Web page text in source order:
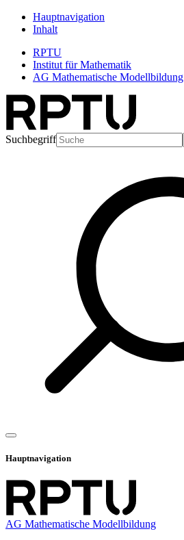
Hauptnavigation
Inhalt
RPTU
Institut für Mathematik
AG Mathematische Modellbildung
Suchbegriff
Hauptnavigation
AG Mathematische Modellbildung